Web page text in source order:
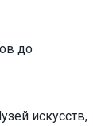
до
искусств,